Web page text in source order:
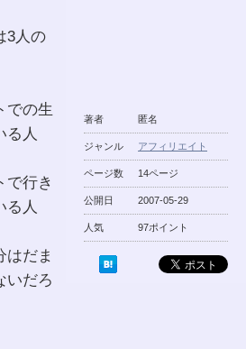
著者 匿名
ジャンル アフィリエイト
ページ数 14ページ
公開日 2007-05-29
人気 97ポイント
3人の
での生
る人
で行き
る人
はだま
いだろ